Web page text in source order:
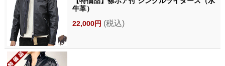
牛革）
22,000円 (税込)